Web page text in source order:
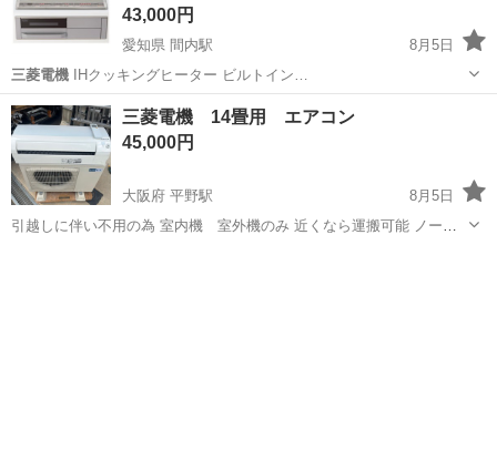
43,000円
愛知県 間内駅
8月5日
三菱電機IHクッキングヒーター ビルトイン…
愛知 春日井市 間内駅 キッチン家電
三菱電機 14畳用 エアコン
45,000円
大阪府 平野駅
8月5日
引越しに伴い不用の為 室内機 室外機のみ 近くなら運搬可能 ノーク